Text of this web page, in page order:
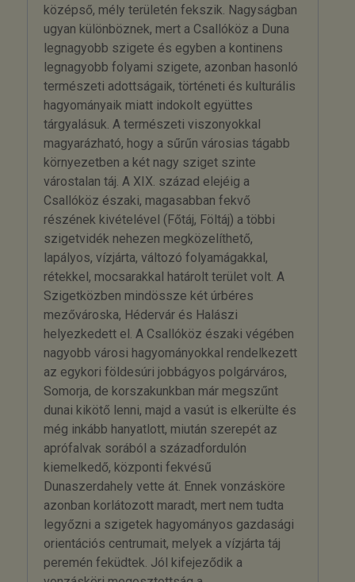
középső, mély területén fekszik. Nagyságban
ugyan különböznek, mert a Csallóköz a Duna
legnagyobb szigete és egyben a kontinens
legnagyobb folyami szigete, azonban hasonló
természeti adottságaik, történeti és kulturális
hagyományaik miatt indokolt együttes
tárgyalásuk. A természeti viszonyokkal
magyarázható, hogy a sűrűn városias tágabb
környezetben a két nagy sziget szinte
várostalan táj. A XIX. század elejéig a
Csallóköz északi, magasabban fekvő
részének kivételével (Főtáj, Föltáj) a többi
szigetvidék nehezen megközelíthető,
lapályos, vízjárta, változó folyamágakkal,
rétekkel, mocsarakkal határolt terület volt. A
Szigetközben mindössze két úrbéres
mezővároska, Hédervár és Halászi
helyezkedett el. A Csallóköz északi végében
nagyobb városi hagyományokkal rendelkezett
az egykori földesúri jobbágyos polgárváros,
Somorja, de korszakunkban már megszűnt
dunai kikötő lenni, majd a vasút is elkerülte és
még inkább hanyatlott, miután szerepét az
aprófalvak sorából a századfordulón
kiemelkedő, központi fekvésű
Dunaszerdahely vette át. Ennek vonzásköre
azonban korlátozott maradt, mert nem tudta
legyőzni a szigetek hagyományos gazdasági
orientációs centrumait, melyek a vízjárta táj
peremén feküdtek. Jól kifejeződik a